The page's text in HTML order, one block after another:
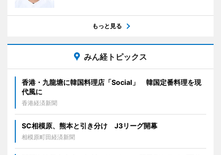
もっと見る
みん経トピックス
香港・九龍塘に韓国料理店「Social」 韓国定番料理を現
代風に
香港経済新聞
SC相模原、熊本と引き分け J3リーグ開幕
相模原町田経済新聞